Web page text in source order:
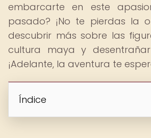
embarcarte en este
pasado? ¡No te pierdas la
descubrir más sobre las
cultura maya y
¡Adelante, la aventura te
Índice